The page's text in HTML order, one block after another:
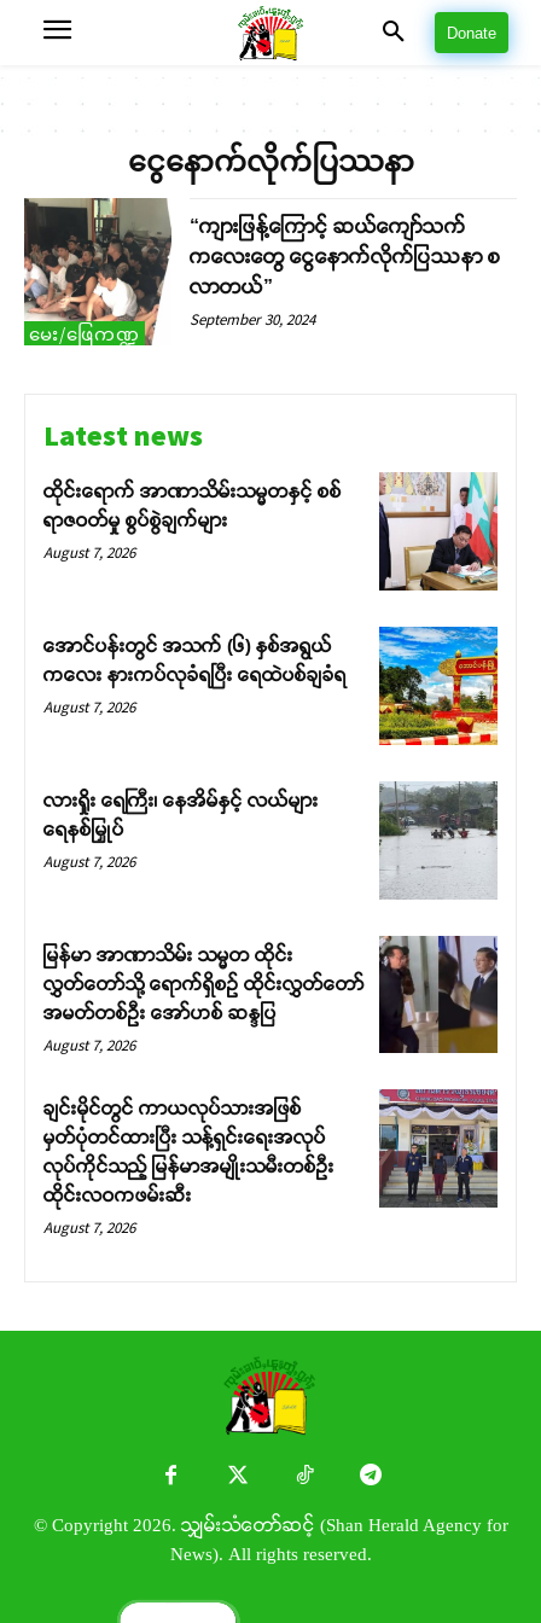
Donate
ငွေနောက်လိုက်ပြဿနာ
မေး/ဖြေကဏ္ဍ
“ကျားဖြန့်ကြောင့် ဆယ်ကျော်သက်
ကလေးတွေ ငွေနောက်လိုက်ပြဿနာ စ
လာတယ်”
September 30, 2024
Latest news
ထိုင်းရောက် အာဏာသိမ်းသမ္မတနှင့် စစ်
ရာဇဝတ်မှု စွပ်စွဲချက်များ
August 7, 2026
အောင်ပန်းတွင် အသက် (၆) နှစ်အရွယ်
ကလေး နားကပ်လုခံရပြီး ရေထဲပစ်ချခံရ
August 7, 2026
လားရှိုး ရေကြီး၊ နေအိမ်နှင့် လယ်များ
ရေနစ်မြှုပ်
August 7, 2026
မြန်မာ အာဏာသိမ်း သမ္မတ ထိုင်း
လွှတ်တော်သို့ ရောက်ရှိစဉ် ထိုင်းလွှတ်တော်
အမတ်တစ်ဦး အော်ဟစ် ဆန္ဒပြ
August 7, 2026
ချင်းမိုင်တွင် ကာယလုပ်သားအဖြစ်
မှတ်ပုံတင်ထားပြီး သန့်ရှင်းရေးအလုပ်
လုပ်ကိုင်သည့် မြန်မာအမျိုးသမီးတစ်ဦး
ထိုင်းလဝကဖမ်းဆီး
August 7, 2026
© Copyright 2026. သျှမ်းသံတော်ဆင့် (Shan Herald Agency for
News). All rights reserved.